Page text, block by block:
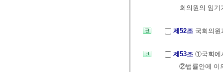
회의원의 임
제52조 국회의
제53조 ①국회에
②법률안에 이